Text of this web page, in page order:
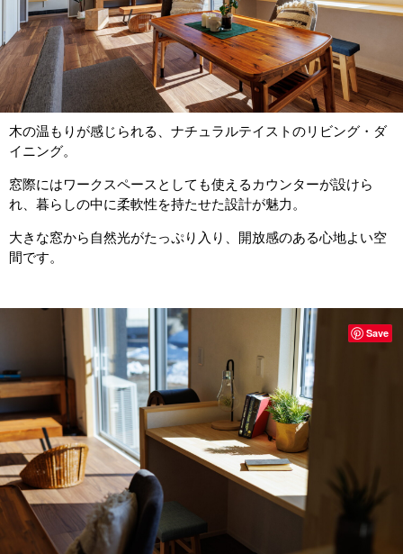
木の温もりが感じられる、ナチュラルテイストのリビング・ダ
イニング。
窓際にはワークスペースとしても使えるカウンターが設けら
れ、暮らしの中に柔軟性を持たせた設計が魅力。
大きな窓から自然光がたっぷり入り、開放感のある心地よい空
間です。
Save